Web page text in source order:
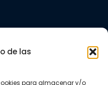
de las
para almacenar y/o